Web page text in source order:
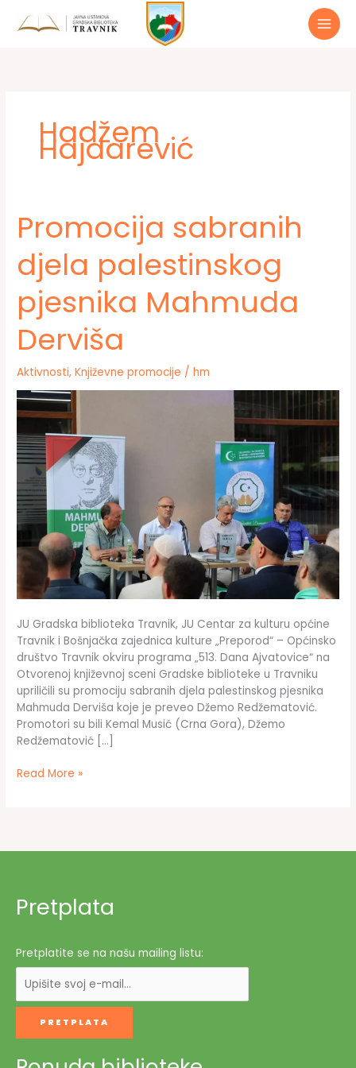
Hadžem
Hajdarević
Promocija sabranih
djela palestinskog
pjesnika Mahmuda
Derviša
Aktivnosti,Književne promocije /hm
JU Gradska biblioteka Travnik, JU Centar za kulturu općine
Travnik i Bošnjačka zajednica kulture „Preporod“ – Općinsko
društvo Travnik okviru programa „513. Dana Ajvatovice“ na
Otvorenoj književnoj sceni Gradske biblioteke u Travniku
upriličili su promociju sabranih djela palestinskog pjesnika
Mahmuda Derviša koje je preveo Džemo Redžematović.
Promotori su bili Kemal Musić (Crna Gora), Džemo
Redžematović […]
Promocija
Read More »
Pretplata
Pretplatite se na našu mailing listu: